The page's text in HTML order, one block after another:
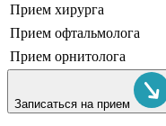
Прием хирурга
Прием офтальмолога
Прием орнитолога
Записаться на прием